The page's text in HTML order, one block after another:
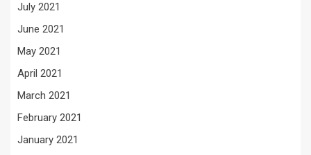
July 2021
June 2021
May 2021
April 2021
March 2021
February 2021
January 2021